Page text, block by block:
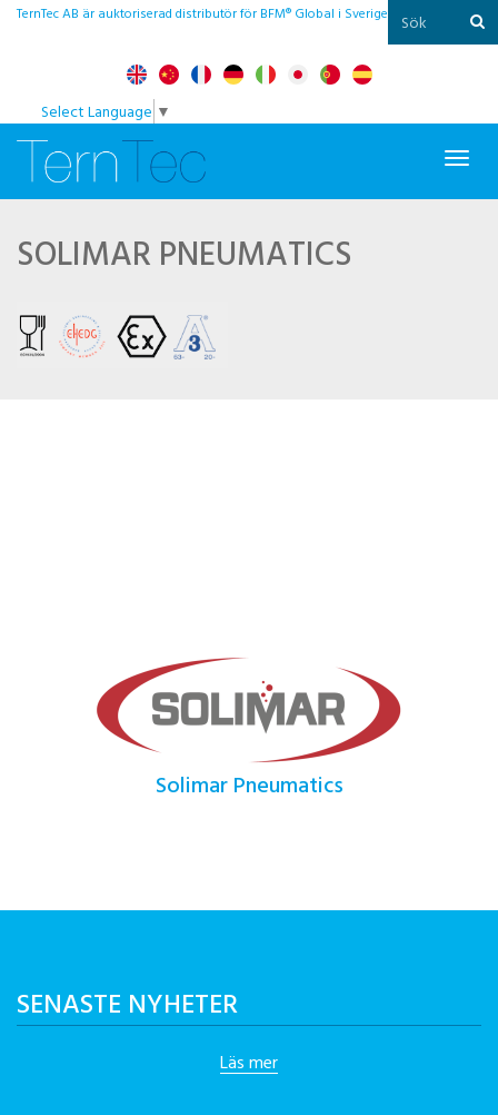
TernTec AB är auktoriserad distributör för BFM® Global i Sverige
Select Language ▼
SOLIMAR PNEUMATICS
Solimar Pneumatics
SENASTE NYHETER
Läs mer